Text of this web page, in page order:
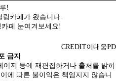
!
링카페가 왔습니다.
페 눈여겨보세요!
CREDIT이대웅PD
금지
지 등에 재편집하거나 출처를 밝히
에 따른 불이익은 책임지지 않습니